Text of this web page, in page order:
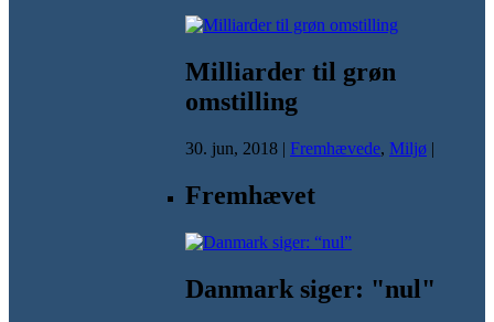
Milliarder til grøn
omstilling
30. jun, 2018 | Fremhævede, Miljø |
Fremhævet
Danmark siger: "nul"